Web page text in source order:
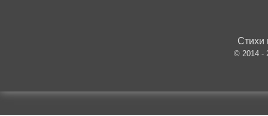
Стихи
© 2014 -